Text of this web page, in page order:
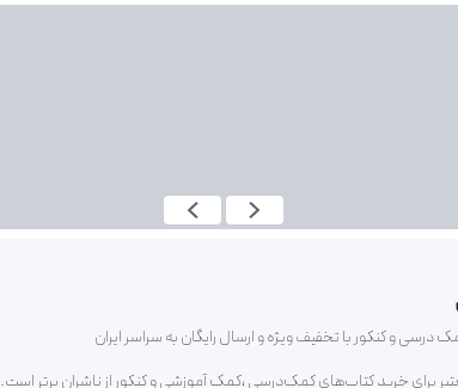
و کنکور با تخفیف ویژه و ارسال رایگان به سراسر ایران
برای خرید کتاب‌های کمک‌درسی ،کمک آموزشی و کنکور از ناشران برتر